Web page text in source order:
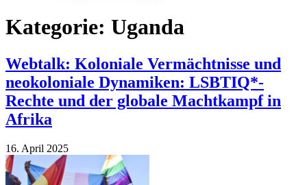
Kategorie: Uganda
Webtalk: Koloniale Vermächtnisse und
neokoloniale Dynamiken: LSBTIQ*-
Rechte und der globale Machtkampf in
Afrika
16. April 2025